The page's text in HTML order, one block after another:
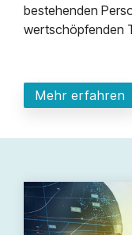
bestehenden
wertschöpfenden
Mehr erfahren